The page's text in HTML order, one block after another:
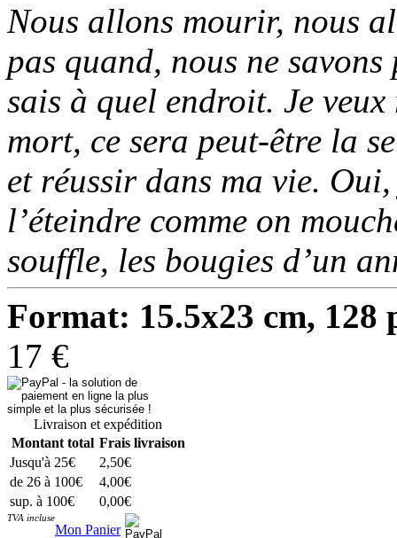
Nous allons mourir, nous
pas quand, nous ne
sais à quel endroit. Je
mort, ce sera peut-être la
et réussir dans ma vie.
l’éteindre comme on
souffle, les bougies d’un
Format: 15.5x23 cm, 128
17 €
Livraison et expédition
Montant total Frais livraison
Jusqu'à 25€
2,50€
de 26 à 100€
4,00€
sup. à 100€
0,00€
TVA incluse
Mon Panier